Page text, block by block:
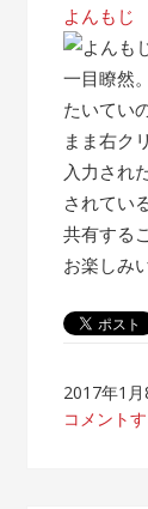
よんもじ
一目瞭然
たいてい
まま右ク
入力され
されてい
共有する
お楽しみ
2017年1月
コメント